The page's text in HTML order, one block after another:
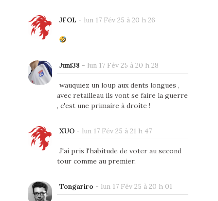
JFOL - lun 17 Fév 25 à 20 h 26
Juni38 - lun 17 Fév 25 à 20 h 28
wauquiez un loup aux dents longues ,
avec retailleau ils vont se faire la guerre
, c'est une primaire à droite !
XUO- lun 17 Fév 25 à 21 h 47
J'ai pris l'habitude de voter au second
tour comme au premier.
Tongariro - lun 17 Fév 25 à 20 h 01